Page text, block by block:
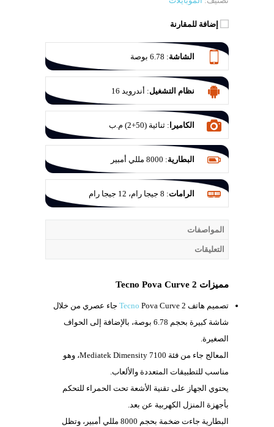
إضافة للمقارنة
الشاشة: 6.78 بوصة
نظام التشغيل: أندرويد 16
الكاميرا : ثنائية (50+2) م.ب
البطارية: 8000 مللي أمبير
الرامات: 8 جيجا رام، 12 جيجا رام
المواصفات
التعليقات
مميزات Tecno Pova Curve 2
تصميم هاتف TecnoPova Curve 2 جاء عصري من خلال
شاشة كبيرة بحجم
6.78 بوصة، بالإضافة إلى الحواف
الصغيرة.
المعالج جاء من فئة
Mediatek Dimensity 7100، وهو
مناسب للتطبيقات المتعددة والألعاب.
يحتوي الجهاز على تقنية الأشعة تحت الحمراء للتحكم
بأجهزة المنزل الكهربية عن بعد.
البطارية جاءت ضخمة بحجم
8000 مللي أمبير، وتظل